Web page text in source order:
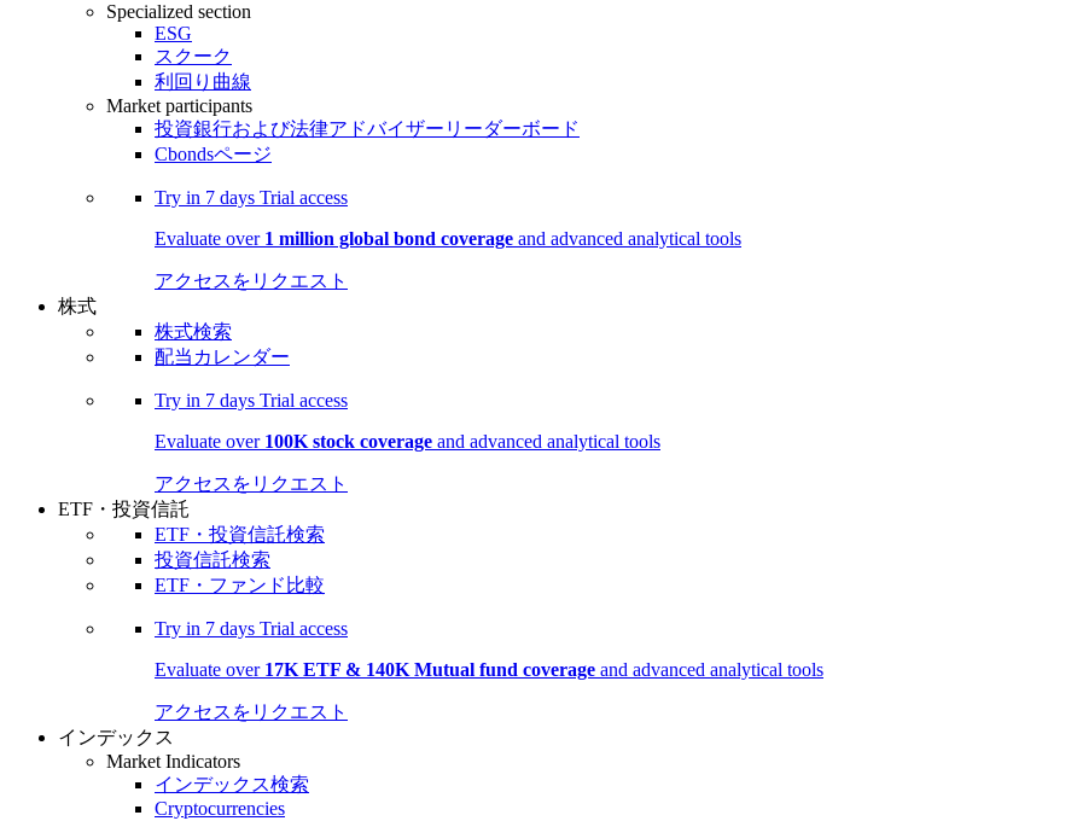
Specialized section
ESG
スクーク
利回り曲線
Market participants
投資銀行および法律アドバイザーリーダーボード
Cbondsページ
Try in 7 days Trial access
Evaluate over 1 million global bond coverage and advanced analytical tools
アクセスをリクエスト
株式
株式検索
配当カレンダー
Try in 7 days Trial access
Evaluate over 100K stock coverage and advanced analytical tools
アクセスをリクエスト
ETF・投資信託
ETF・投資信託検索
投資信託検索
ETF・ファンド比較
Try in 7 days Trial access
Evaluate over 17K ETF & 140K Mutual fund coverage and advanced analytical tools
アクセスをリクエスト
インデックス
Market Indicators
インデックス検索
Cryptocurrencies